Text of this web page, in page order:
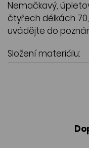
Nemačkavý,
čtyřech délkách 70,
uvádějte do
Složení materiálu: